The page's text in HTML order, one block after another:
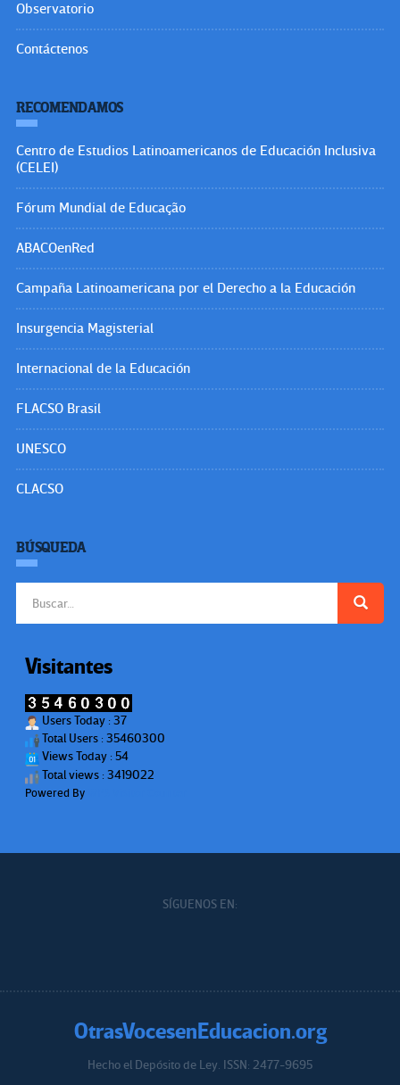
Observatorio
Contáctenos
RECOMENDAMOS
Centro de Estudios Latinoamericanos de Educación Inclusiva
(CELEI)
Fórum Mundial de Educação
ABACOenRed
Campaña Latinoamericana por el Derecho a la Educación
Insurgencia Magisterial
Internacional de la Educación
FLACSO Brasil
UNESCO
CLACSO
BÚSQUEDA
Visitantes
Users Today : 37
Total Users : 35460300
Views Today : 54
Total views : 3419022
Powered By
SÍGUENOS EN:
OtrasVocesenEducacion.org
Hecho el Depósito de Ley. ISSN: 2477-9695